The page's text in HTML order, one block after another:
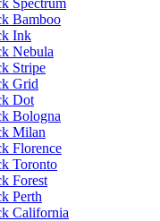
Spectrum
Bamboo
Ink
Nebula
Stripe
Grid
Dot
Bologna
Milan
Florence
Toronto
Forest
Perth
California